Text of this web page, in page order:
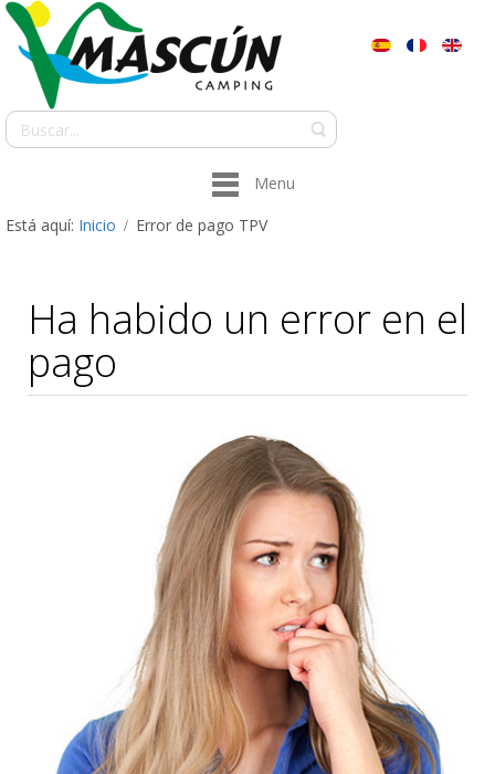
Menu
Está aquí: Inicio Error de pago TPV
Ha habido un error en el
pago